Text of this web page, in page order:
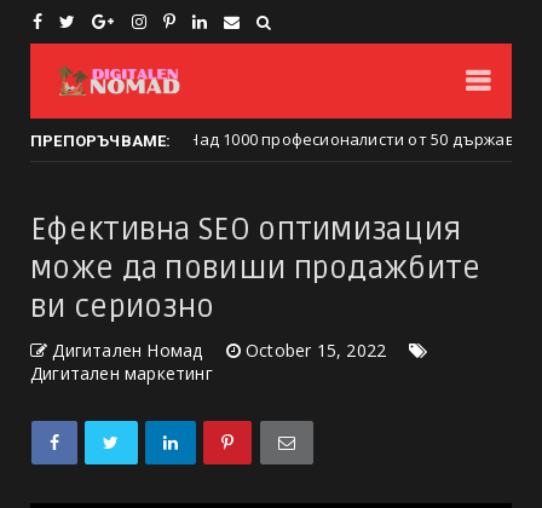
ПРЕПОРЪЧВАМЕ:
номади: Над 1000 професионалисти от 50 държави се
Ефективна SEO оптимизация
може да повиши продажбите
ви сериозно
Дигитален Номад
October 15, 2022
Дигитален маркетинг